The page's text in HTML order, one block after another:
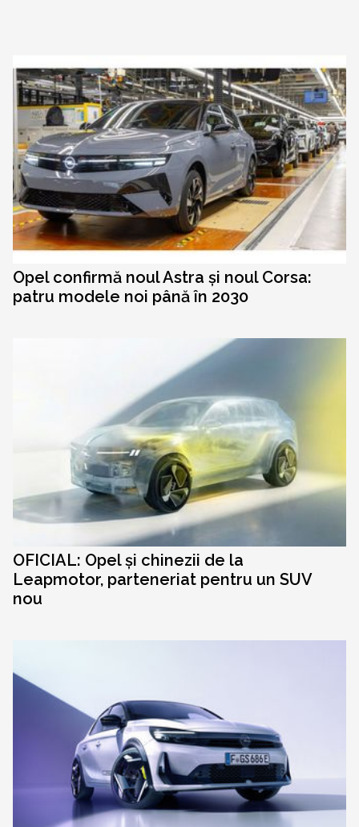
Opel confirmă noul Astra și noul Corsa:
patru modele noi până în 2030
OFICIAL: Opel și chinezii de la
Leapmotor, parteneriat pentru un SUV
nou